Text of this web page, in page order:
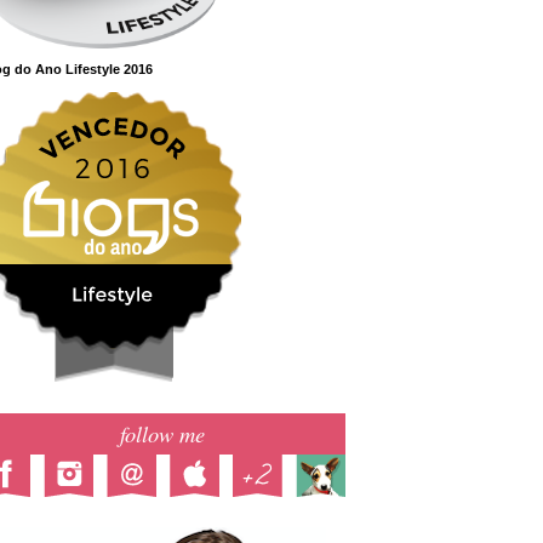
do Ano Lifestyle 2016
follow me